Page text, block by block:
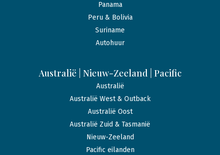
Panama
Peru & Bolivia
Suriname
Autohuur
Australië | Nieuw-Zeeland | Pacific
Australië
Australië West & Outback
Australië Oost
Australië Zuid & Tasmanië
Nieuw-Zeeland
Pacific eilanden